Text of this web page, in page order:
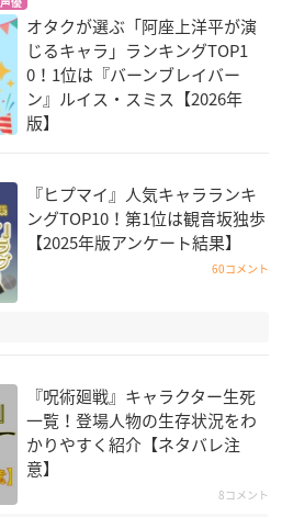
声優
オタクが選ぶ「阿座上洋平が演
じるキャラ」ランキングTOP1
0！1位は『バーンブレイバー
ン』ルイス・スミス【2026年
版】
『ヒプマイ』人気キャラランキ
ングTOP10！第1位は観音坂独歩
【2025年版アンケート結果】
60コメント
『呪術廻戦』キャラクター生死
一覧！登場人物の生存状況をわ
かりやすく紹介【ネタバレ注
意】
8コメント